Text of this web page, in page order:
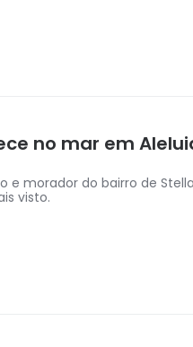
no mar em
e morador do bairro de
visto.